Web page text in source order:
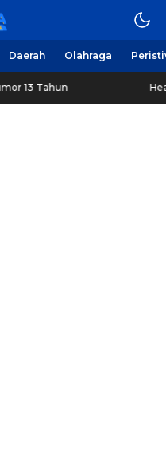
Daerah Olahraga
Healthy Long Life